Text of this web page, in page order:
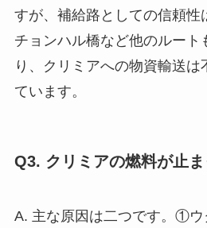
すが、補給路としての信頼性
チョンハル橋など他のルート
り、クリミアへの物資輸送
ています。
Q3. クリミアの燃料が止
A. 主な原因は二つです。①ウ